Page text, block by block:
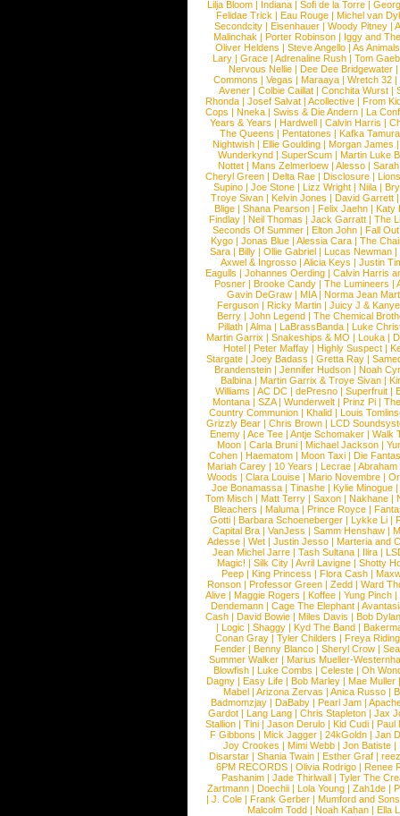
Lilja Bloom | Indiana | Sofi de la Torre |
Felidae Trick | Eau Rouge | Michel van
Secondcity |Eisenhauer |Woody Pitney |
Malinchak |Porter Robinson | Iggy and
Oliver Heldens |Steve Angello |As Animals
Lary | Grace | Adrenaline Rush | Tom
Nervous Nellie | Dee Dee Bridgewater |
Commons |Vegas |Maraaya |Wretch 32 |
Avener | Colbie Caillat | Conchita Wurst |
Rhonda | Josef Salvat | Acollective | From
Cops | Nneka | Swiss & Die Andern | La
Years & Years |Hardwell |Calvin Harris |
The Queens | Pentatones | Kafka Tamura
Nightwish |Ellie Goulding |Morgan James
Wunderkynd | SuperScum | Martin Luke
Nottet |Mans Zelmerloew |Alesso |
Cheryl Green |Delta Rae |Disclosure |
Supino |Joe Stone |Lizz Wright |Niila |
Troye Sivan | Kelvin Jones | David Garrett
Blige | Shana Pearson | Felix Jaehn | Katy
Findlay |Neil Thomas |Jack Garratt |The
Seconds Of Summer |Elton John |Fall
Kygo |Jonas Blue |Alessia Cara |The
Sara |Billy |Ollie Gabriel |Lucas Newman |
Axwel & Ingrosso | Alicia Keys | Justin
Eagulls |Johannes Oerding |Calvin Harris
Posner |Brooke Candy |The Lumineers |
Gavin DeGraw | MIA| Norma Jean
Ferguson | Ricky Martin | Juicy J &
Berry | John Legend | The Chemical
Pillath |Alma |LaBrassBanda |Luke
Martin Garrix | Snakeships & MO | Louka |
Hotel | Peter Maffay | Highly Suspect |
Stargate |Joey Badass |Gretta Ray |
Brandenstein |Jennifer Hudson |Noah
Balbina | Martin Garrix & Troye Sivan |
Williams |AC DC |dePresno |Superfruit |
Montana |SZA|Wunderwelt |Prinz Pi |
Country Communion | Khalid | Louis
Grizzly Bear | Chris Brown | LCD
Enemy | Ace Tee | Antje Schomaker | Walk
Moon |Carla Bruni |Michael Jackson |
Cohen |Haematom |Moon Taxi |Die
Mariah Carey | 10 Years | Lecrae | Abraham
Woods |Clara Louise |Mario Novembre |
Joe Bonamassa | Tinashe | Kylie Minogue |
Tom Misch |Matt Terry |Saxon |Nakhane |
Bleachers | Maluma | Prince Royce |
Gotti |Barbara Schoeneberger |Lykke Li |
Capital Bra |VanJess |Samm Henshaw |
Adesse |Wet |Justin Jesso |Marteria and
Jean Michel Jarre |Tash Sultana | Ilira |
Magic! | Silk City | Avril Lavigne | Shotty
Peep |King Princess |Flora Cash |
Ronson |Professor Green |Zedd |Ward
Alive |Maggie Rogers |Koffee |Yung Pinch |
Dendemann |Cage The Elephant |
Cash | David Bowie | Miles Davis | Bob Dylan
|Logic |Shaggy |Kyd The Band |
Conan Gray |Tyler Childers |Freya
Fender |Benny Blanco |Sheryl Crow |
Summer Walker |Marius Mueller-
Blowfish | Luke Combs | Celeste | Oh
Dagny |Easy Life |Bob Marley |Mae Muller
Mabel |Arizona Zervas |Anica Russo |
Badmomzjay |DaBaby |Pearl Jam |
Gardot | Lang Lang | Chris Stapleton | Jax
Stallion |Tini |Jason Derulo |Kid Cudi |Paul
F Gibbons | Mick Jagger | 24kGoldn | Jan
Joy Crookes | Mimi Webb | Jon Batiste |
Disarstar | Shania Twain | Esther Graf |
6PM RECORDS | Olivia Rodrigo | Renee
Pashanim |Jade Thirlwall |Tyler The
Zartmann | Doechii | Lola Young | Zah1de |
| J. Cole | Frank Gerber | Mumford and Sons
Malcolm Todd | Noah Kahan | Ella